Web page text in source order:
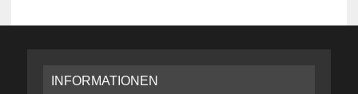
INFORMATIONEN